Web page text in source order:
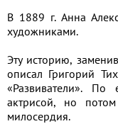
В 1889 г. Анна
художниками.
Эту историю,
описал Григорий
«Развиватели».
актрисой, но
милосердия.